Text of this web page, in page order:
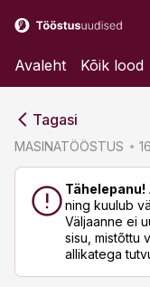
Avaleht Kõik lood
Tagasi
MASINATÖÖSTUS
Tähelepanu!
ning kuulub
Väljaanne ei
sisu, mistõttu
allikatega